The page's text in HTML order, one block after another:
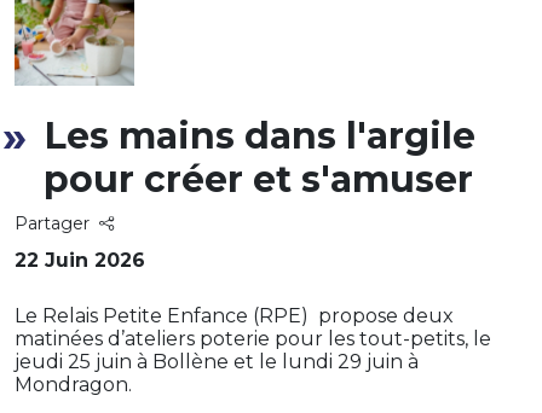
Les mains dans l'argile
pour créer et s'amuser
Partager
22 Juin 2026
Le Relais Petite Enfance (RPE) propose deux
matinées d’ateliers poterie pour les tout-petits, le
jeudi 25 juin à Bollène et le lundi 29 juin à
Mondragon.